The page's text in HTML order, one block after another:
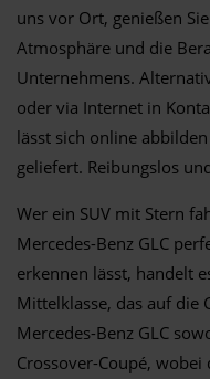
uns vor Ort, genießen
Atmosphäre und die
Unternehmens.
oder via Internet in
lässt sich online
geliefert. Reibungslos
Wer ein SUV mit Stern
Mercedes-Benz GLC
erkennen lässt, handelt
Mittelklasse, das auf die
Mercedes-Benz GLC
Crossover-Coupé,